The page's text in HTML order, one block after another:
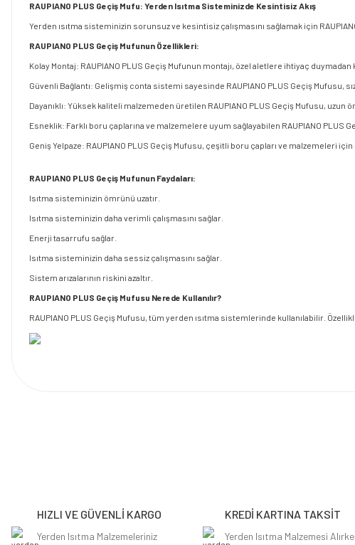
RAUPIANO PLUS Geçiş Mufu: Yerden Isıtma Sisteminizde Kesintisiz Akış
Yerden ısıtma sisteminizin sorunsuz ve kesintisiz çalışmasını sağlamak için
RAUPIANO PLUS Geçiş Mufunun Özellikleri:
Kolay Montaj: RAUPIANO PLUS Geçiş Mufunun montajı, özel aletlere ihtiyaç duymadan
Güvenli Bağlantı: Gelişmiş conta sistemi sayesinde RAUPIANO PLUS Geçiş Mufusu,
Dayanıklı: Yüksek kaliteli malzemeden üretilen RAUPIANO PLUS Geçiş Mufusu, uzun
Esneklik: Farklı boru çaplarına ve malzemelere uyum sağlayabilen RAUPIANO PLUS
Geniş Yelpaze: RAUPIANO PLUS Geçiş Mufusu, çeşitli boru çapları ve malzemeleri
RAUPIANO PLUS Geçiş Mufunun Faydaları:
Isıtma sisteminizin ömrünü uzatır.
Isıtma sisteminizin daha verimli çalışmasını sağlar.
Enerji tasarrufu sağlar.
Isıtma sisteminizin daha sessiz çalışmasını sağlar.
Sistem arızalarının riskini azaltır.
RAUPIANO PLUS Geçiş Mufusu Nerede Kullanılır?
RAUPIANO PLUS Geçiş Mufusu, tüm yerden ısıtma sistemlerinde kullanılabilir.
Ürün bilgilerinde hatalar bulunuyor.
Ürün fiyatı diğer sitelerden daha pahalı.
HIZLI VE GÜVENLİ KARGO
Yerden Isıtma Malzemeleriniz
KREDİ KARTINA TAKSİT
Yerden Isıtma Malzemesi